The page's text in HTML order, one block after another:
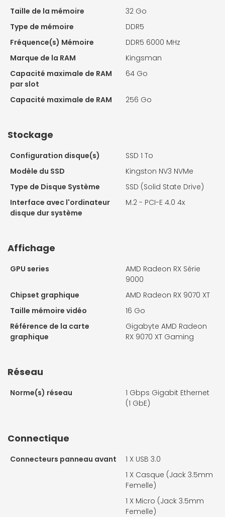
Taille de la mémoire
32 Go
Type de mémoire
DDR5
Fréquence(s) Mémoire
DDR5 6000 MHz
Marque de la RAM
Kingsman
Capacité maximale de RAM
par slot
64 Go
Capacité maximale de RAM 256 Go
Stockage
Configuration disque(s)
SSD 1 To
Modèle du SSD
Kingston NV3 NVMe
Type de Disque Système
SSD (Solid State Drive)
Interface avec l'ordinateur
disque dur système
M.2 - PCI-E 4.0 4x
Affichage
GPU series
AMD Radeon RX Série
9000
Chipset graphique
AMD Radeon RX 9070 XT
Taille mémoire vidéo
16 Go
Référence de la carte
graphique
Gigabyte AMD Radeon
RX 9070 XT Gaming
Réseau
Norme(s) réseau
1 Gbps Gigabit Ethernet
(1 GbE)
Connectique
Connecteurs panneau avant 1 X USB 3.0
1 X Casque (Jack 3.5mm
Femelle)
1 X Micro (Jack 3.5mm
Femelle)